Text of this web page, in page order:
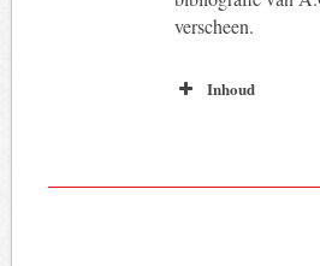
verscheen.
Inhoud